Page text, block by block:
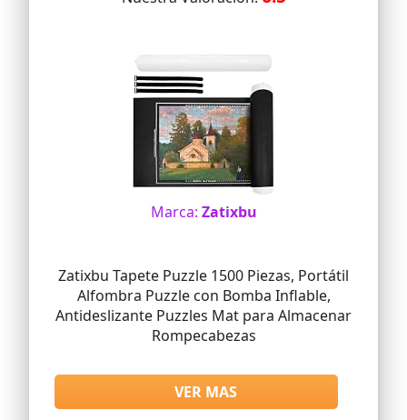
Marca: Zatix​bu
Zatixbu Tapete Puzzle 1500 Piezas, Portátil
Alfombra Puzzle con Bomba Inflable,
Antideslizante Puzzles Mat para Almacenar
Rompecabezas
VER MAS